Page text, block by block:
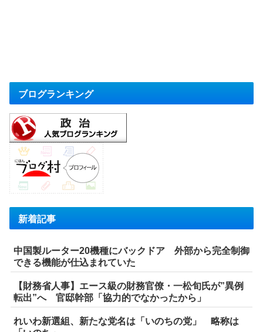
ブログランキング
新着記事
中国製ルーター20機種にバックドア 外部から完全制御
できる機能が仕込まれていた
【財務省人事】エース級の財務官僚・一松旬氏が”異例
転出”へ 官邸幹部「協力的でなかったから」
れいわ新選組、新たな党名は「いのちの党」 略称は